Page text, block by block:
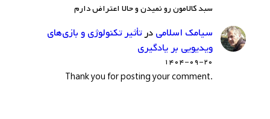
سبد کالامون رو نمیدن و حالا اعتراض دارم
سيامك اسلاميدرتأثیر تکنولوژی و بازی‌های
ویدیویی بر یادگیری
۱۴۰۴-۰۹-۲۰
.Thank you for posting your comment